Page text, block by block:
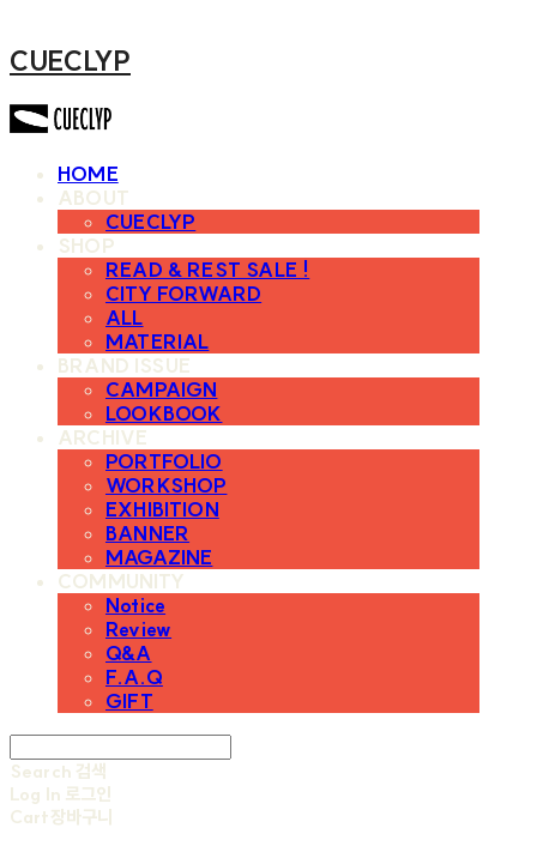
CUECLYP
HOME
ABOUT
CUECLYP
SHOP
READ & REST SALE !
CITY FORWARD
ALL
MATERIAL
BRAND ISSUE
CAMPAIGN
LOOKBOOK
ARCHIVE
PORTFOLIO
WORKSHOP
EXHIBITION
BANNER
MAGAZINE
COMMUNITY
Notice
Review
Q&A
F.A.Q
GIFT
Search 검색
Log In 로그인
Cart장바구니